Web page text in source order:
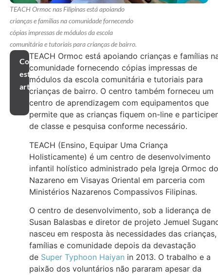
TEACH Ormoc nas Filipinas está apoiando
crianças e famílias na comunidade fornecendo
cópias impressas de módulos da escola
comunitária e tutoriais para crianças de bairro.
Compartilhar
este
artigo
TEACH Ormoc está apoiando crianças e famílias
comunidade fornecendo cópias impressas de
módulos da escola comunitária e tutoriais para
crianças de bairro. O centro também forneceu um
centro de aprendizagem com equipamentos que
permite que as crianças fiquem on-line e
de classe e pesquisa conforme necessário.
TEACH (Ensino, Equipar Uma Criança
Holisticamente) é um centro de desenvolvimento
infantil holístico administrado pela Igreja Ormoc do
Nazareno em Visayas Oriental em parceria com
Ministérios Nazarenos Compassivos Filipinas.
O centro de desenvolvimento, sob a liderança de
Susan Balasbas e diretor de projeto Jemuel
nasceu em resposta às necessidades das crianças,
famílias e comunidade depois da devastação
de Super Typhoon Haiyan in 2013. O trabalho e a
paixão dos voluntários não pararam apesar da